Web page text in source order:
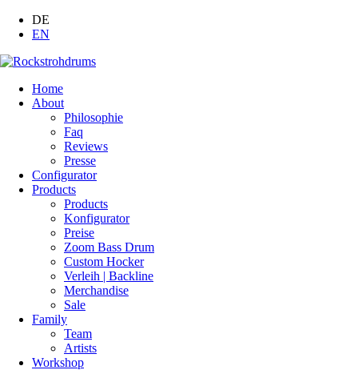
DE
EN
Home
About
Philosophie
Faq
Reviews
Presse
Configurator
Products
Products
Konfigurator
Preise
Zoom Bass Drum
Custom Hocker
Verleih | Backline
Merchandise
Sale
Family
Team
Artists
Workshop